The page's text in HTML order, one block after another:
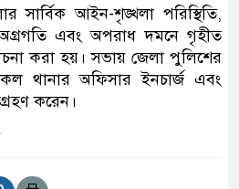
সার্বিক আইন-শৃঙ্খলা পরিস্থিতি,
এবং অপরাধ দমনে গৃহীত
করা হয়। সভায় জেলা পুলিশের
থানার অফিসার ইনচার্জ এবং
করেন।